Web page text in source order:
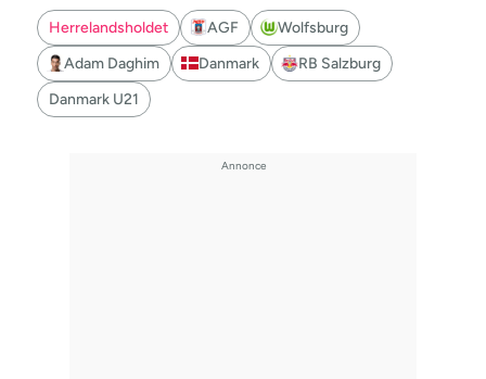
Herrelandsholdet AGF
Wolfsburg
Adam Daghim
Danmark
RB Salzburg
Danmark U21